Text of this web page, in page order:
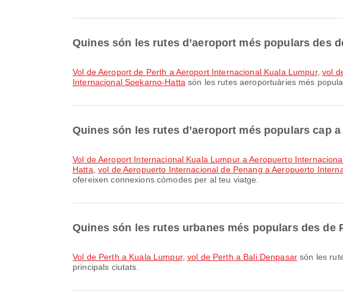
Quines són les rutes d’aeroport més populars des
vol de Aeroport de Perth a Aeroport Internacional Kuala Lumpur, vol
Internacional Soekarno-Hatta són les rutes aeroportuàries més
Quines són les rutes d’aeroport més populars cap
vol de Aeroport Internacional Kuala Lumpur a Aeropuerto
Hatta vol de Aeropuerto Internacional de Penang a Aeropuerto
ofereixen connexions còmodes per al teu viatge.
Quines són les rutes urbanes més populars des de
vol de Perth a Kuala Lumpur,vol de Perth a Bali Denpasarsón les
principals ciutats.